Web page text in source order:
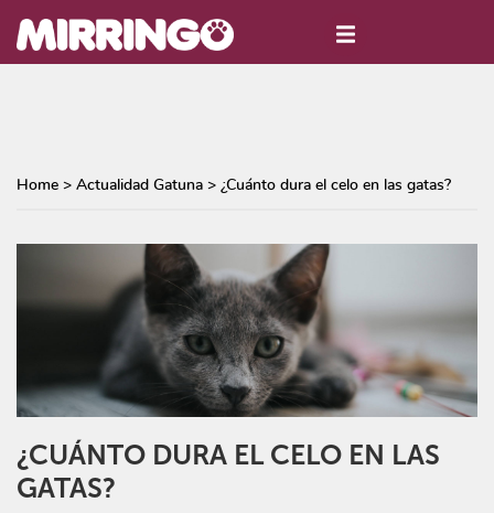
Home > Actualidad Gatuna > ¿Cuánto dura el celo en las gatas?
¿CUÁNTO DURA EL CELO EN LAS
GATAS?